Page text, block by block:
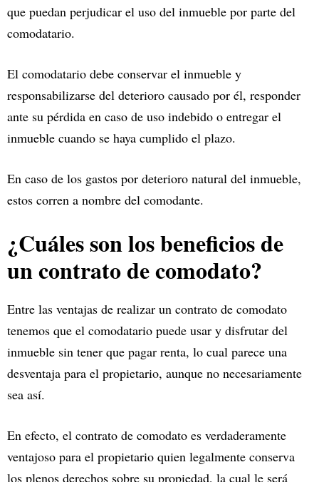
que puedan perjudicar el uso del inmueble por parte del
comodatario.
El comodatario debe conservar el inmueble y
responsabilizarse del deterioro causado por él, responder
ante su pérdida en caso de uso indebido o entregar el
inmueble cuando se haya cumplido el plazo.
En caso de los gastos por deterioro natural del inmueble,
estos corren a nombre del comodante.
¿Cuáles son los beneficios de
un contrato de comodato?
Entre las ventajas de realizar un contrato de comodato
tenemos que el comodatario puede usar y disfrutar del
inmueble sin tener que pagar renta, lo cual parece una
desventaja para el propietario, aunque no necesariamente
sea así.
En efecto, el contrato de comodato es verdaderamente
ventajoso para el propietario quien legalmente conserva
los plenos derechos sobre su propiedad, la cual le será